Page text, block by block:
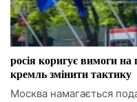
росія коригує вимоги
кремль змінити тактику
Москва намагається